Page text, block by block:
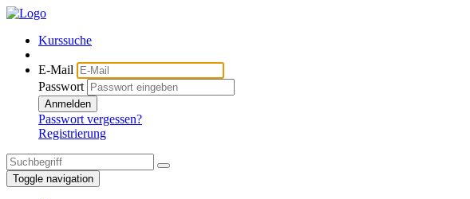
Kurssuche
E-Mail
Passwort
Anmelden
Passwort vergessen?
Registrierung
Toggle navigation